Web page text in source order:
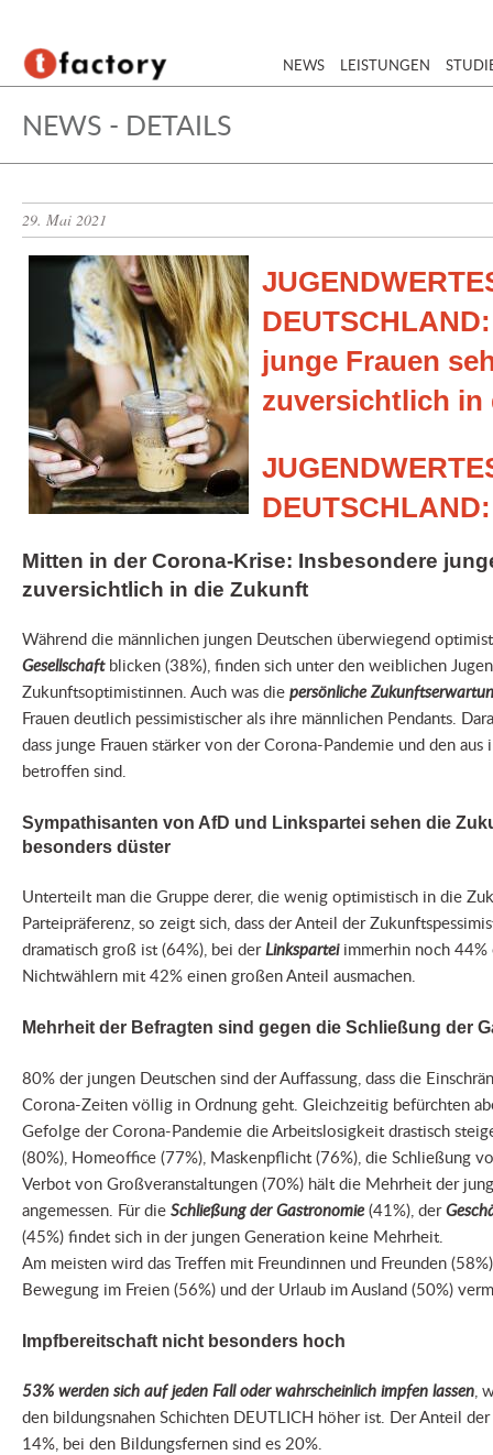
NEWS LEISTUNGEN
NEWS - DETAILS
29. Mai 2021
junge Frauen
zuversichtlich in
DEUTSCHLAND:
Mitten in der Corona-Krise: Insbesondere
zuversichtlich in die Zukunft
Während die männlichen jungen Deutschen überwiegend
Gesellschaftblicken (38%), finden sich unter den weiblichen
Zukunftsoptimistinnen. Auch was die persönliche
Frauen deutlich pessimistischer als ihre männlichen Pendants.
dass junge Frauen stärker von der Corona-Pandemie und den aus
betroffen sind.
Sympathisanten von AfD und Linkspartei sehen die
besonders düster
Unterteilt man die Gruppe derer, die wenig optimistisch in die
Parteipräferenz, so zeigt sich, dass der Anteil der
dramatisch groß ist (64%), bei derLinksparteiimmerhin noch 44%
Nichtwählern mit 42% einen großen Anteil ausmachen.
Mehrheit der Befragten sind gegen die Schließung der
80% der jungen Deutschen sind der Auffassung, dass die
Corona-Zeiten völlig in Ordnung geht. Gleichzeitig befürchten
Gefolge der Corona-Pandemie die Arbeitslosigkeit drastisch
(80%), Homeoffice (77%), Maskenpflicht (76%), die Schließung
Verbot von Großveranstaltungen (70%) hält die Mehrheit der
angemessen. Für die Schließung der Gastronomie(41%), der
(45%) findet sich in der jungen Generation keine Mehrheit.
Am meisten wird das Treffen mit Freundinnen und Freunden
Bewegung im Freien (56%) und der Urlaub im Ausland (50%)
Impfbereitschaft nicht besonders hoch
53% werden sich auf jeden Fall oder wahrscheinlich impfen lassen ,
den bildungsnahen Schichten DEUTLICH höher ist. Der Anteil
14%, bei den Bildungsfernen sind es 20%.